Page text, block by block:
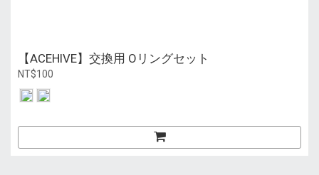
【ACEHIVE】交換用 Oリングセット
NT$100